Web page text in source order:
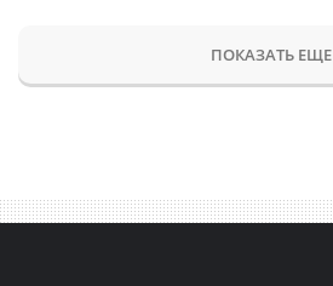
ПОКАЗАТЬ ЕЩЕ